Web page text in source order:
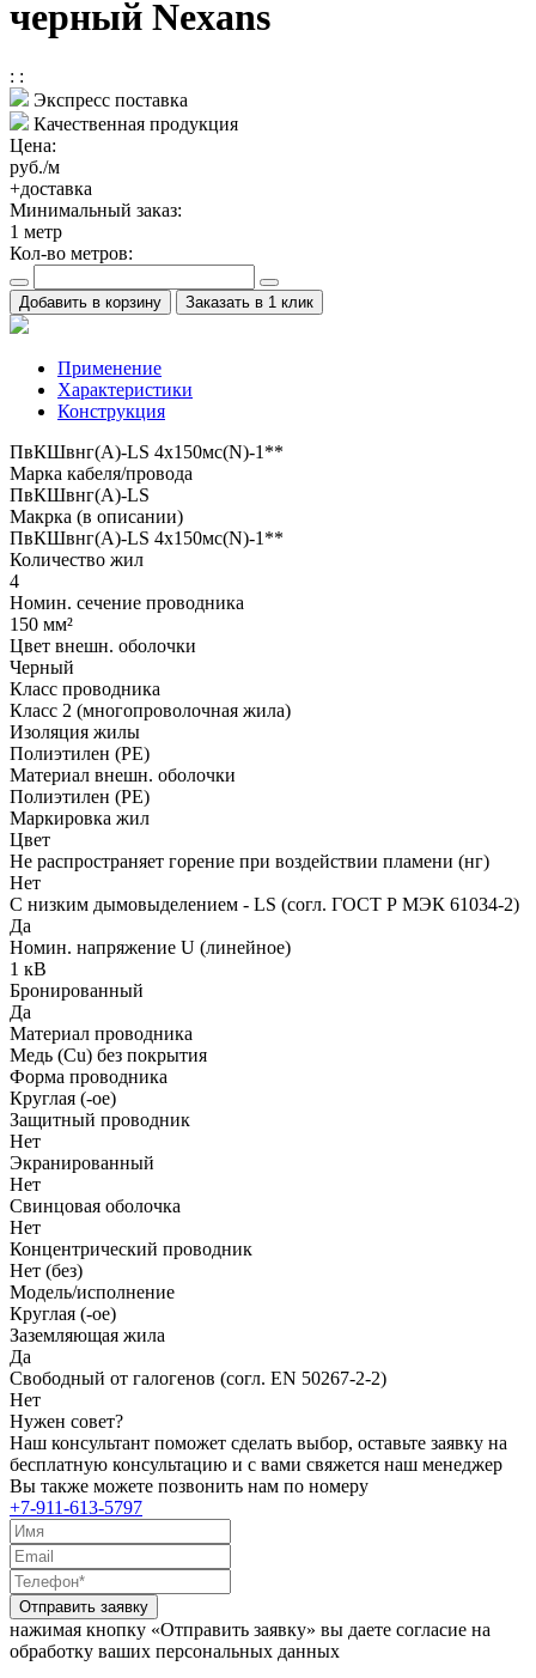
черный Nexans
: :
Экспресс поставка
Качественная продукция
Цена:
руб./м
+доставка
Минимальный заказ:
1 метр
Кол-во метров:
Добавить в корзину Заказать в 1 клик
Применение
Характеристики
Конструкция
ПвКШвнг(A)-LS 4x150мс(N)-1**
Марка кабеля/провода
ПвКШвнг(A)-LS
Макрка (в описании)
ПвКШвнг(A)-LS 4x150мс(N)-1**
Количество жил
4
Номин. сечение проводника
150 мм²
Цвет внешн. оболочки
Черный
Класс проводника
Класс 2 (многопроволочная жила)
Изоляция жилы
Полиэтилен (PE)
Материал внешн. оболочки
Полиэтилен (PE)
Маркировка жил
Цвет
Не распространяет горение при воздействии пламени (нг)
Нет
С низким дымовыделением - LS (согл. ГОСТ Р МЭК 61034-2)
Да
Номин. напряжение U (линейное)
1 кВ
Бронированный
Да
Материал проводника
Медь (Cu) без покрытия
Форма проводника
Круглая (-ое)
Защитный проводник
Нет
Экранированный
Нет
Свинцовая оболочка
Нет
Концентрический проводник
Нет (без)
Модель/исполнение
Круглая (-ое)
Заземляющая жила
Да
Свободный от галогенов (согл. EN 50267-2-2)
Нет
Нужен совет?
Наш консультант поможет сделать выбор, оставьте заявку на
бесплатную консультацию и с вами свяжется наш менеджер
Вы также можете позвонить нам по номеру
+7-911-613-5797
Отправить заявку
нажимая кнопку «Отправить заявку» вы даете согласие на
обработку ваших персональных данных